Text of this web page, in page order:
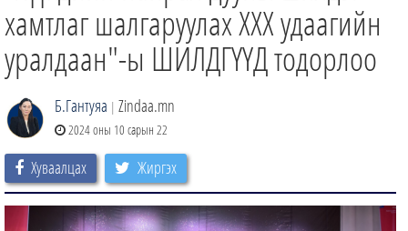
АУДИО ЗОХИОЛ
хамтлаг шалгаруулах ХХХ удаагийн
уралдаан"-ы ШИЛДГҮҮД тодорлоо
Б.Гантуяа | Zindaa.mn
2024 оны 10 сарын 22
Хуваалцах Жиргэх